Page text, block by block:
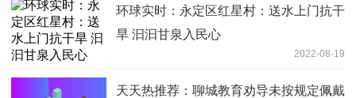
环球实时：永定区红星村：送水上门抗干
旱 汩汩甘泉入民心
2022-08-19
天天热推荐：聊城教育劝导未按规定佩戴